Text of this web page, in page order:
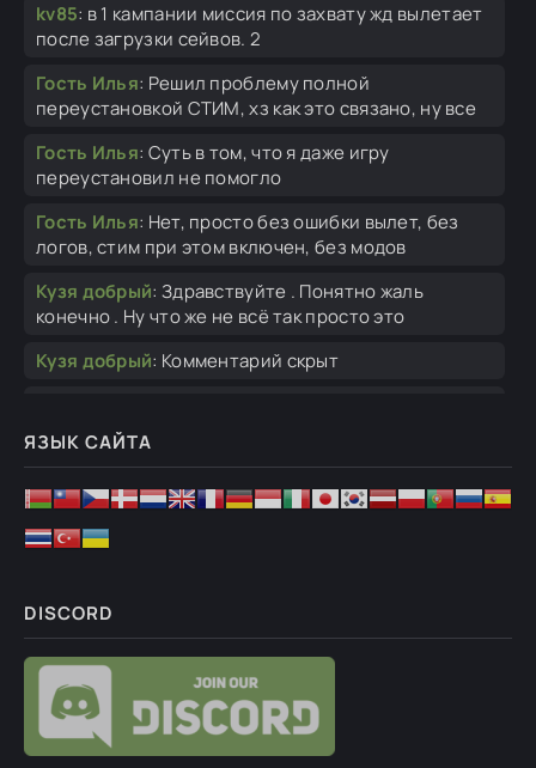
kv85: в 1 кампании миссия по захвату жд вылетает
после загрузки сейвов. 2
Гость Илья: Решил проблему полной
переустановкой СТИМ, хз как это связано, ну все
Гость Илья: Суть в том, что я даже игру
переустановил не помогло
Гость Илья: Нет, просто без ошибки вылет, без
логов, стим при этом включен, без модов
Кузя добрый: Здравствуйте . Понятно жаль
конечно . Ну что же не всё так просто это
Кузя добрый: Комментарий скрыт
отображается некорректно — он выглядит
Кузя добрый:Комментарий скрыт
Вот к примеру тягачей просто хороший
Lord_Draconis:Портировать скины с ГоХи я не
умею.
Ghosteron :ничего страшного, это же превью, не
скриншоты мода
ЯЗЫК САЙТА
DISCORD